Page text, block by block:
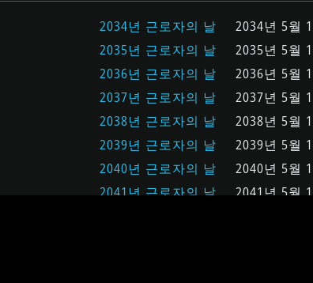
연도별 근로자의 날의 남은 일수
2034년 근로자의 날
2034년 5월
2035년 근로자의 날
2035년 5월
2036년 근로자의 날
2036년 5월
2037년 근로자의 날
2037년 5월
2038년 근로자의 날
2038년 5월
2039년 근로자의 날
2039년 5월
2040년 근로자의 날
2040년 5월
2041년 근로자의 날
2041년 5월